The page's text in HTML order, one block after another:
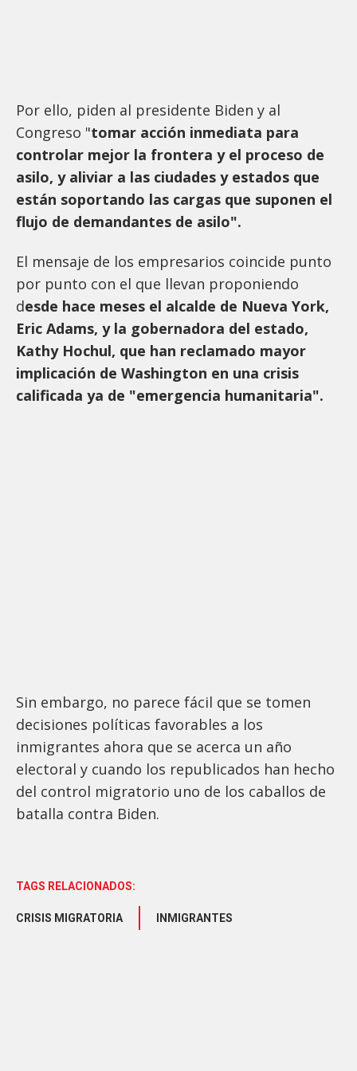
Por ello, piden al presidente Biden y al
Congreso "tomar acción inmediata para
controlar mejor la frontera y el proceso de
asilo, y aliviar a las ciudades y estados que
están soportando las cargas que suponen el
flujo de demandantes de asilo".
El mensaje de los empresarios coincide punto
por punto con el que llevan proponiendo
desde hace meses el alcalde de Nueva York,
Eric Adams, y la gobernadora del estado,
Kathy Hochul, que han reclamado mayor
implicación de Washington en una crisis
calificada ya de "emergencia humanitaria".
Sin embargo, no parece fácil que se tomen
decisiones políticas favorables a los
inmigrantes ahora que se acerca un año
electoral y cuando los republicados han hecho
del control migratorio uno de los caballos de
batalla contra Biden.
TAGS RELACIONADOS:
CRISIS MIGRATORIA INMIGRANTES